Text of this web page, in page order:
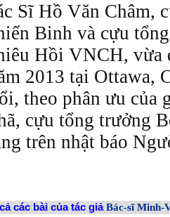
Sĩ Hồ Văn Châm,
Binh và cựu
Hồi VNCH, vừa
2013 tại Ottawa,
theo phân ưu của
cựu tổng trưởng
trên nhật báo
các bài của tác giảBác-sĩ Minh-